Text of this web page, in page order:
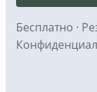
Бесплатно ·